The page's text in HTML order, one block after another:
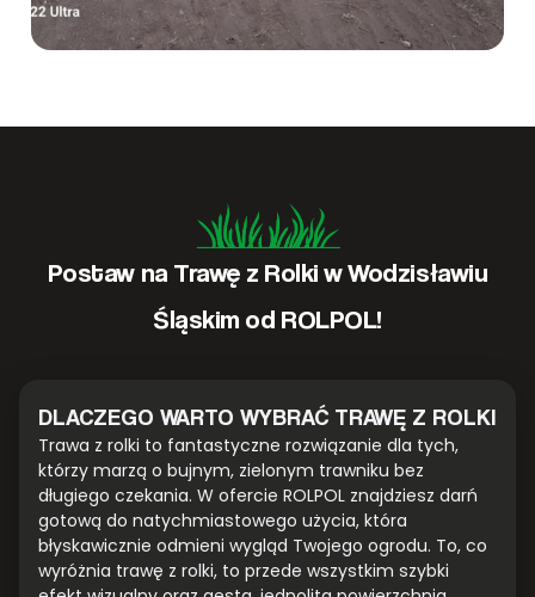
Postaw na Trawę z Rolki w Wodzisławiu
Śląskim od ROLPOL!
DLACZEGO WARTO WYBRAĆ TRAWĘ Z ROLKI
Trawa z rolki to fantastyczne rozwiązanie dla tych,
którzy marzą o bujnym, zielonym trawniku bez
długiego czekania. W ofercie ROLPOL znajdziesz darń
gotową do natychmiastowego użycia, która
błyskawicznie odmieni wygląd Twojego ogrodu. To, co
wyróżnia trawę z rolki, to przede wszystkim szybki